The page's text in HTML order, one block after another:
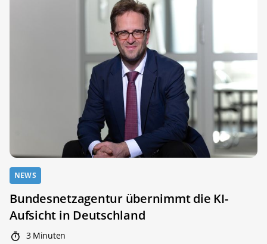
NEWS
Bundesnetzagentur übernimmt die KI-
Aufsicht in Deutschland
3 Minuten